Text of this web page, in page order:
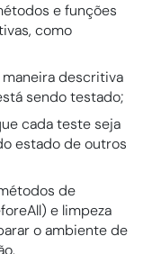
e funções
como
descritiva
sendo testado;
cada teste seja
estado de outros
de
e limpeza
o ambiente de